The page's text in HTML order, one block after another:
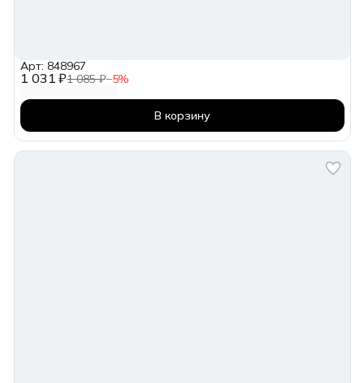
1 031 ₽1 085 ₽−5%
Арт: 848967
В корзину